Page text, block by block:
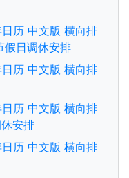
历 中文版 横向排
假日调休安排
历 中文版 横向排
历 中文版 横向排
安排
历 中文版 横向排